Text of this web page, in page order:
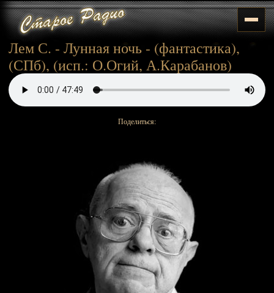
Лем С. - Лунная ночь - (фантастика),
(СПб), (исп.: О.Огий, А.Карабанов)
Поделиться: